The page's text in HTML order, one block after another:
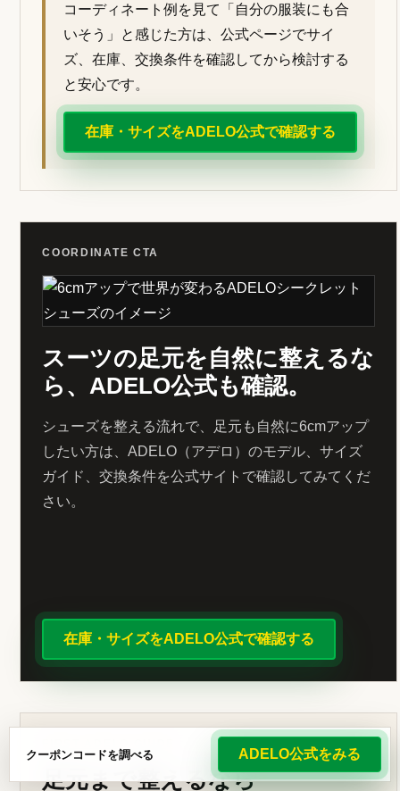
コーディネート例を見て「自分の服装にも合
いそう」と感じた方は、公式ページでサイ
ズ、在庫、交換条件を確認してから検討する
と安心です。
在庫・サイズをADELO公式で確認する
COORDINATE CTA
スーツの足元を自然に整えるな
ら、ADELO公式も確認。
シューズを整える流れで、足元も自然に6cmアップ
したい方は、ADELO（アデロ）のモデル、サイズ
ガイド、交換条件を公式サイトで確認してみてくだ
さい。
在庫・サイズをADELO公式で確認する
足元まで整えるなら
クーポンコードを調べる ADELO公式をみる